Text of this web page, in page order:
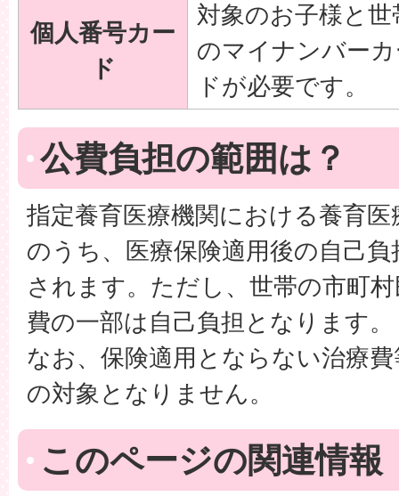
個人番号カー
ド
対象のお子様と
のマイナンバー
ドが必要です。
公費負担の範囲は？
指定養育医療機関における養育
のうち、医療保険適用後の自己
されます。ただし、世帯の市町
費の一部は自己負担となります。
なお、保険適用とならない治療
の対象となりません。
このページの関連情報